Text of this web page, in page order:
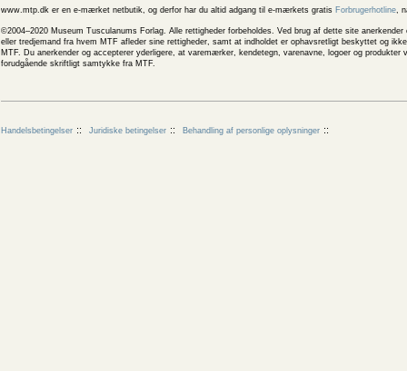
www.mtp.dk er en e-mærket netbutik, og derfor har du altid adgang til e-mærkets gratis Forbrugerhotline,
©2004–2020 Museum Tusculanums Forlag. Alle rettigheder forbeholdes. Ved brug af dette site
eller tredjemand fra hvem MTF afleder sine rettigheder, samt at indholdet er ophavsretligt beskyttet og
MTF. Du anerkender og accepterer yderligere, at varemærker, kendetegn, varenavne, logoer og
forudgående skriftligt samtykke fra MTF.
Handelsbetingelser Juridiske betingelser Behandling af personlige oplysninger